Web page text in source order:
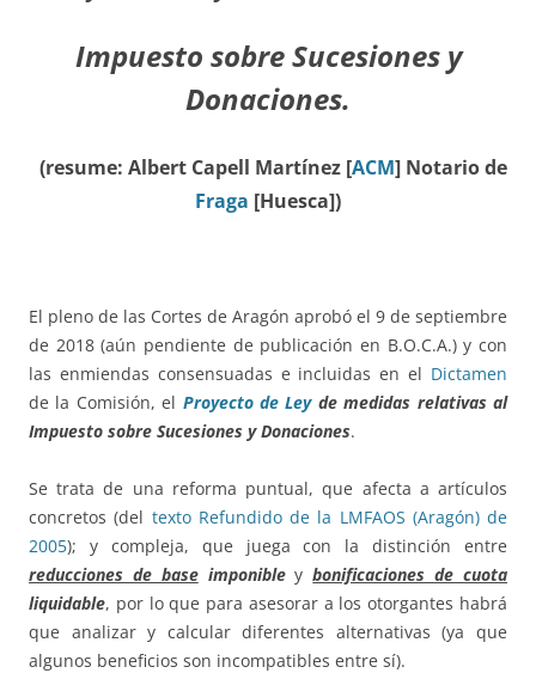
Impuesto sobre Sucesiones y
Donaciones.
(resume: Albert Capell Martínez [ACM] Notario de
Fraga [Huesca])
El pleno de las Cortes de Aragón aprobó el 9 de septiembre
de 2018 (aún pendiente de publicación en B.O.C.A.) y con
las enmiendas consensuadas e incluidas en el Dictamen
de la Comisión, el Proyecto de Leyde medidas relativas al
Impuesto sobre Sucesiones y Donaciones.
Se trata de una reforma puntual, que afecta a artículos
concretos (del texto Refundido de la LMFAOS (Aragón) de
2005); y compleja, que juega con la distinción entre
reducciones de baseimponibleybonificaciones de cuota
liquidable, por lo que para asesorar a los otorgantes habrá
que analizar y calcular diferentes alternativas (ya que
algunos beneficios son incompatibles entre sí).